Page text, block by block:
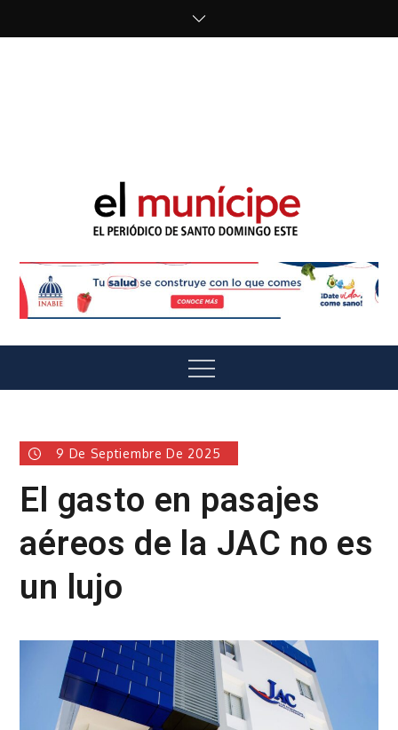
El Munícipe
Menu
9 De Septiembre De 2025
El gasto en pasajes
aéreos de la JAC no es
un lujo